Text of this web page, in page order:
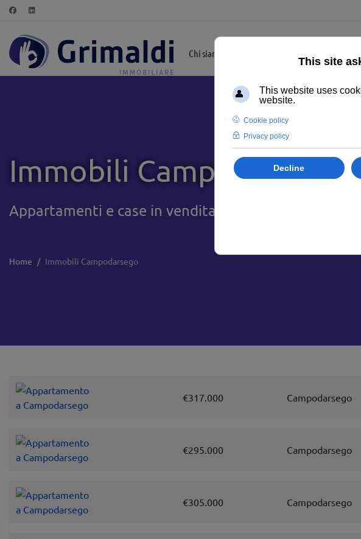
Chi siamo
Immobili Campodarsego
Appartamenti e case in vendita a Campodarsego,
Home Immobili Campodarsego
€317.000 Campodarsego
€295.000 Campodarsego
€305.000 Campodarsego